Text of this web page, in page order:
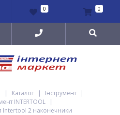
0 0
| Каталог | Інструмент
|
INTERTOOL
|
2 наконечники